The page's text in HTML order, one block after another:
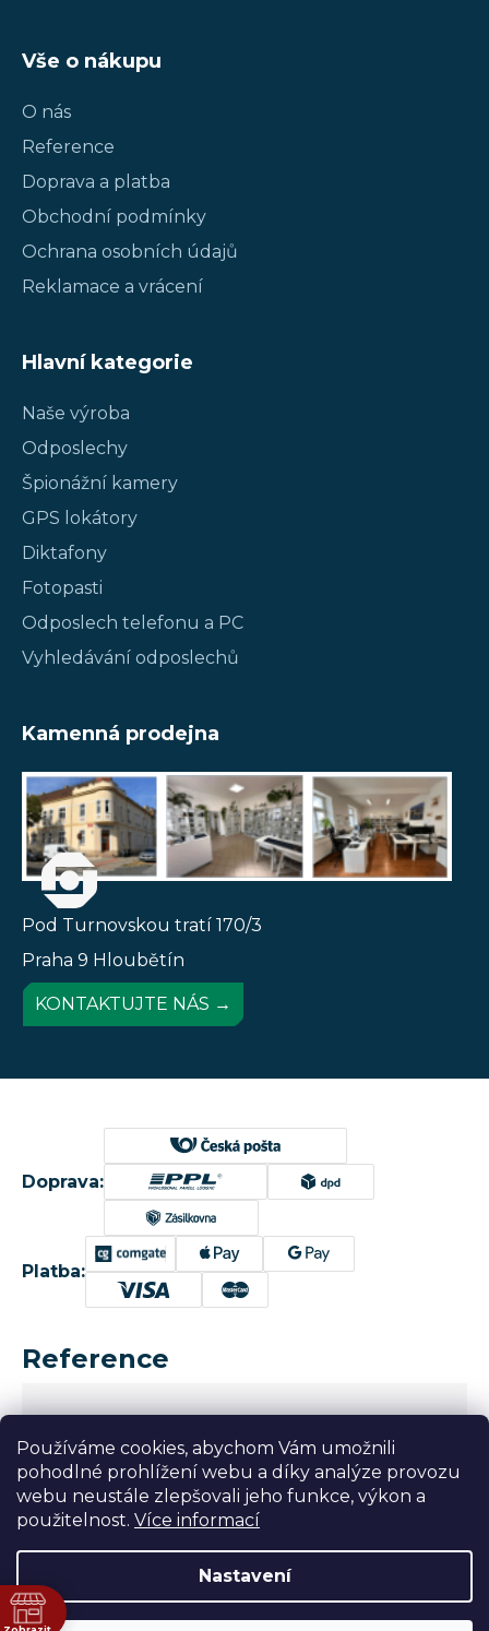
Používáme cookies, abychom Vám umožnili
pohodlné prohlížení webu a díky analýze provozu
webu neustále zlepšovali jeho funkce, výkon a
použitelnost. Více informací
Nastavení
Vše o nákupu
O nás
Reference
Doprava a platba
Obchodní podmínky
Ochrana osobních údajů
Reklamace a vrácení
Hlavní kategorie
Naše výroba
Odposlechy
Špionážní kamery
GPS lokátory
Diktafony
Fotopasti
Odposlech telefonu a PC
Vyhledávání odposlechů
Kamenná prodejna
Pod Turnovskou tratí 170/3
Praha 9 Hloubětín
KONTAKTUJTE NÁS →
Doprava:
Platba:
Reference
Shoptet |mime digital | Merx Designs